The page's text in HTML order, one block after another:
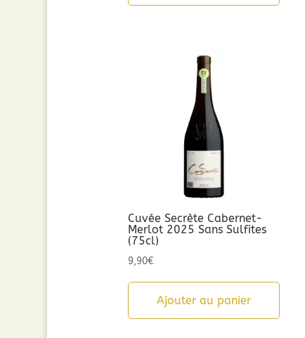
Cuvée Secrète Cabernet-
Merlot 2025 Sans Sulfites
(75cl)
9,90€
Ajouter au panier